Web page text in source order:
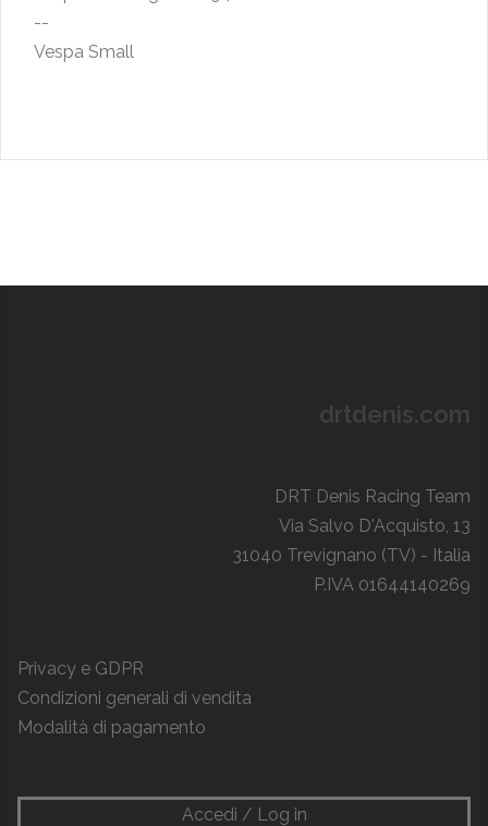
--
Vespa Small
drtdenis.com
DRT Denis Racing Team
Via Salvo D'Acquisto, 13
31040 Trevignano (TV) - Italia
P.IVA 01644140269
Privacy e GDPR
Condizioni generali di vendita
Modalità di pagamento
Accedi / Log in